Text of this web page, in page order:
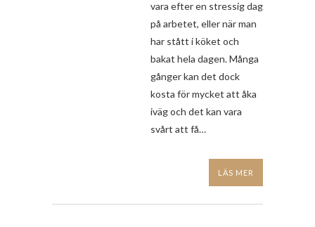
vara efter en stressig dag
på arbetet, eller när man
har stått i köket och
bakat hela dagen. Många
gånger kan det dock
kosta för mycket att åka
iväg och det kan vara
svårt att få…
LÄS MER